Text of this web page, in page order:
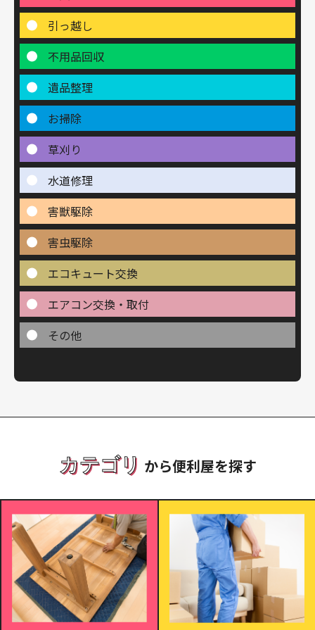
引っ越し
不用品回収
遺品整理
お掃除
草刈り
水道修理
害獣駆除
害虫駆除
エコキュート交換
エアコン交換・取付
その他
カテゴリ から便利屋を探す